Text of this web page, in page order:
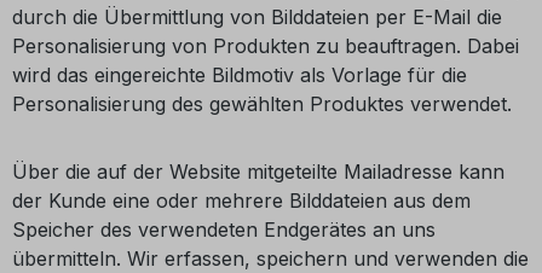
durch die Übermittlung von Bilddateien per E-Mail die
Personalisierung von Produkten zu beauftragen. Dabei
wird das eingereichte Bildmotiv als Vorlage für die
Personalisierung des gewählten Produktes verwendet.
Über die auf der Website mitgeteilte Mailadresse kann
der Kunde eine oder mehrere Bilddateien aus dem
Speicher des verwendeten Endgerätes an uns
übermitteln. Wir erfassen, speichern und verwenden die